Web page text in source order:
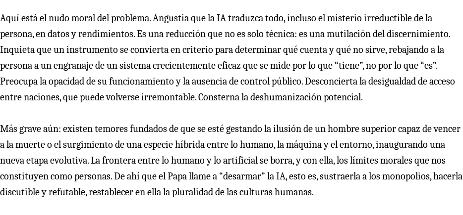
Aquí está el nudo moral del problema. Angustia que la IA traduzca todo, incluso el misterio irreductible de la
persona, en datos y rendimientos. Es una reducción que no es solo técnica: es una mutilación del discernimiento.
Inquieta que un instrumento se convierta en criterio para determinar qué cuenta y qué no sirve, rebajando a la
persona a un engranaje de un sistema crecientemente eficaz que se mide por lo que “tiene”, no por lo que “es”.
Preocupa la opacidad de su funcionamiento y la ausencia de control público. Desconcierta la desigualdad de acceso
entre naciones, que puede volverse irremontable. Consterna la deshumanización potencial.
Más grave aún: existen temores fundados de que se esté gestando la ilusión de un hombre superior capaz de vencer
a la muerte o el surgimiento de una especie híbrida entre lo humano, la máquina y el entorno, inaugurando una
nueva etapa evolutiva. La frontera entre lo humano y lo artificial se borra, y con ella, los límites morales que nos
constituyen como personas. De ahí que el Papa llame a “desarmar” la IA, esto es, sustraerla a los monopolios, hacerla
discutible y refutable, restablecer en ella la pluralidad de las culturas humanas.